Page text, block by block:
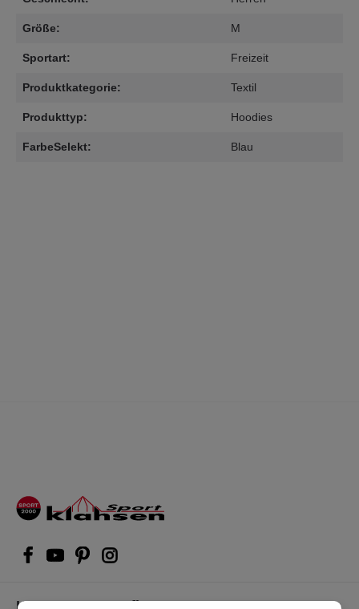
Größe: M
Sportart: Freizeit
Produktkategorie: Textil
Produkttyp: Hoodies
FarbeSelekt: Blau
Kompetente Kaufberatung